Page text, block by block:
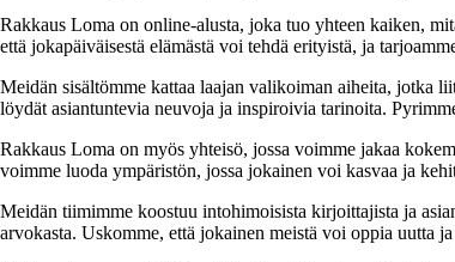
Rakkaus Loma on online-alusta, joka tuo yhteen kaiken,
että jokapäiväisestä elämästä voi tehdä erityistä, ja
Meidän sisältömme kattaa laajan valikoiman aiheita, jotka
löydät asiantuntevia neuvoja ja inspiroivia tarinoita.
Rakkaus Loma on myös yhteisö, jossa voimme jakaa
voimme luoda ympäristön, jossa jokainen voi kasvaa ja
Meidän tiimimme koostuu intohimoisista kirjoittajista ja
arvokasta. Uskomme, että jokainen meistä voi oppia uutta